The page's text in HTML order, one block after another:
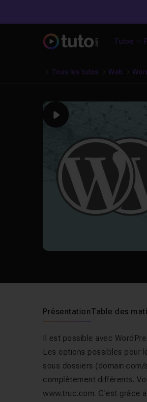
Tutos
Tous les tutos Web
Play
PrésentationTable des
Il est possible avec
Les options possibles pour
sous dossiers
complètement différents.
www.truc.com. C'est grâce